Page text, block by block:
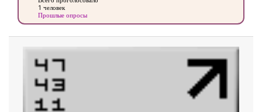
1 человек
Прошлые опросы